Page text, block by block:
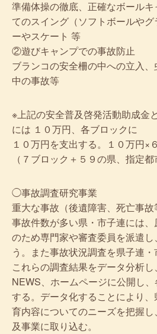
準備体操の徹底、正確なボール
てのスイング（ソフトボールや
ーやスケート 等
②遊びキャンプでの事故防止
ブランコの安全柵の中への立入
中の事故等
※上記の安全普及啓発活動助成金
には １０万円、各ブロックに
１０万円を支出する。１０万円×
（７ブロック＋５９の県、指定都
◯事故調査研究事業
重大な事故（後遺障害、死亡事故
事故件数が多い県・市子連には
のため専門家や審査委員を派遣
う。また事故状況調査を県子連・
これらの調査結果をデータ分析
NEWS、ホームページに公開し
する。データ化することにより
育内容についてのニーズを把握
及事業に取り込む。